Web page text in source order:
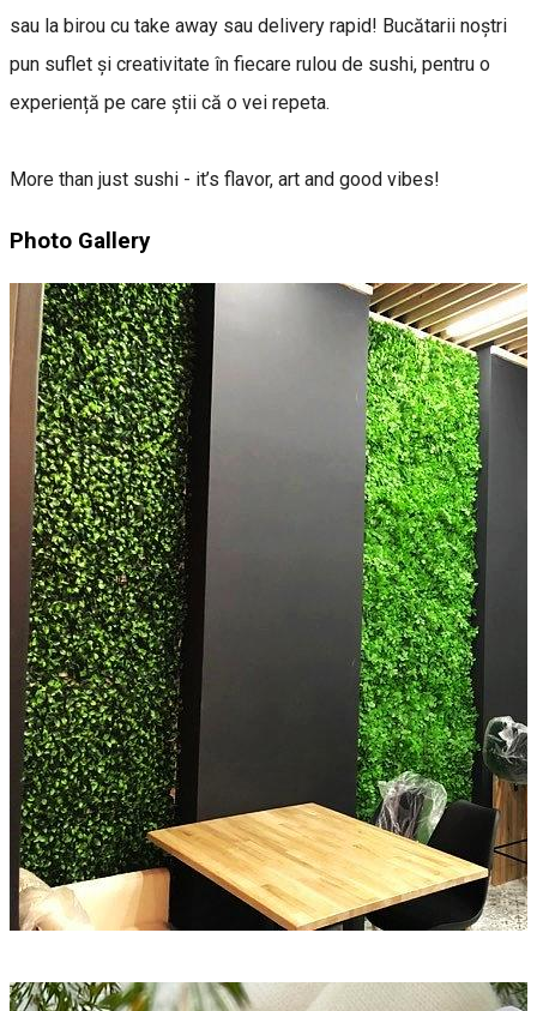
sau la birou cu take away sau delivery rapid! Bucătarii noștri
pun suflet și creativitate în fiecare rulou de sushi, pentru o
experiență pe care știi că o vei repeta.
More than just sushi - it’s flavor, art and good vibes!
Photo Gallery